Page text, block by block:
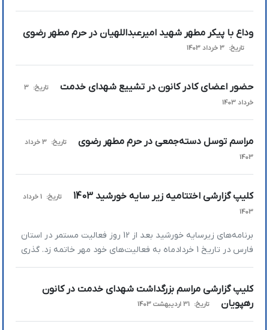
آغاز شد .
وداع با پیکر مطهر شهید امیرعبداللهیان در حرم مطهر رضوی
تاریخ: 3 خرداد 1403
حضور اعضای کادر کانون در تشییع شهدای خدمت تاریخ: 3
خرداد 1403
مراسم توسل دسته‌جمعی در حرم مطهر رضوی تاریخ:
3 خرداد
1403
کلیپ گزارشی اختتامیه زیر سایه خورشید 1403 تاریخ:
1 خرداد
1403
برنامه‌های زیرسایه خورشید بعد از 12 روز فعالیت مستمر در استان
فارس در تاریخ 1 خردادماه به فعالیت‌های خود مهر خاتمه زد. گذری
بر بخش‌های این برنامه را در کلیپ بالا ببینید.
کلیپ گزارشی مراسم بزرگداشت شهدای خدمت در کانون
رهپویان
تاریخ: 31 اردیبهشت 1403